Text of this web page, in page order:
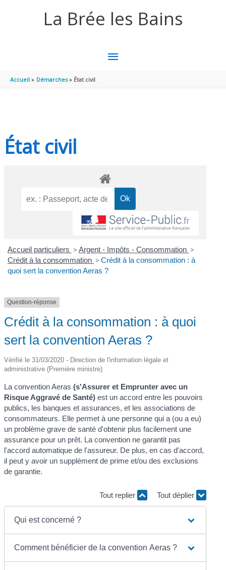
La Brée les Bains
MENU
Accueil Démarches État civil
État civil
Accueil particuliers > Argent - Impôts - Consommation >
Crédit à la consommation > Crédit à la consommation : à
quoi sert la convention Aeras ?
Question-réponse
Crédit à la consommation : à quoi
sert la convention Aeras ?
Vérifié le 31/03/2020 - Direction de l'information légale et
administrative (Première ministre)
La convention Aeras(s'Assurer et Emprunter avec un
Risque Aggravé de Santé)est un accord entre les pouvoirs
publics, les banques et assurances, et les associations de
consommateurs. Elle permet à une personne qui a (ou a eu)
un problème grave de santé d'obtenir plus facilement une
assurance pour un prêt. La convention ne garantit pas
l'accord automatique de l'assureur. De plus, en cas d'accord,
il peut y avoir un supplément de prime et/ou des exclusions
de garantie.
Tout replier Tout déplier
Qui est concerné ?
Comment bénéficier de la convention Aeras ?